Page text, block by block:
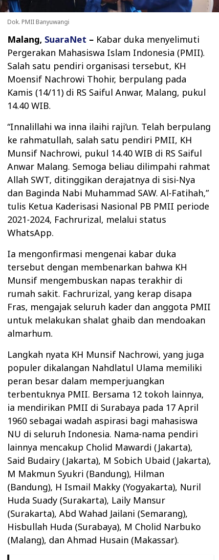
Dok. PMII Banyuwangi
Malang, SuaraNet – Kabar duka menyelimuti
Pergerakan Mahasiswa Islam Indonesia (PMII).
Salah satu pendiri organisasi tersebut, KH
Moensif Nachrowi Thohir, berpulang pada
Kamis (14/11) di RS Saiful Anwar, Malang, pukul
14.40 WIB.
“Innalillahi wa inna ilaihi raji’un. Telah berpulang
ke rahmatullah, salah satu pendiri PMII, KH
Munsif Nachrowi, pukul 14.40 WIB di RS Saiful
Anwar Malang. Semoga beliau dilimpahi rahmat
Allah SWT, ditinggikan derajatnya di sisi-Nya
dan Baginda Nabi Muhammad SAW. Al-Fatihah,”
tulis Ketua Kaderisasi Nasional PB PMII periode
2021-2024, Fachrurizal, melalui status
WhatsApp.
Ia mengonfirmasi mengenai kabar duka
tersebut dengan membenarkan bahwa KH
Munsif mengembuskan napas terakhir di
rumah sakit. Fachrurizal, yang kerap disapa
Fras, mengajak seluruh kader dan anggota PMII
untuk melakukan shalat ghaib dan mendoakan
almarhum.
Langkah nyata KH Munsif Nachrowi, yang juga
populer dikalangan Nahdlatul Ulama memiliki
peran besar dalam memperjuangkan
terbentuknya PMII. Bersama 12 tokoh lainnya,
ia mendirikan PMII di Surabaya pada 17 April
1960 sebagai wadah aspirasi bagi mahasiswa
NU di seluruh Indonesia. Nama-nama pendiri
lainnya mencakup Cholid Mawardi (Jakarta),
Said Budairy (Jakarta), M Sobich Ubaid (Jakarta),
M Makmun Syukri (Bandung), Hilman
(Bandung), H Ismail Makky (Yogyakarta), Nuril
Huda Suady (Surakarta), Laily Mansur
(Surakarta), Abd Wahad Jailani (Semarang),
Hisbullah Huda (Surabaya), M Cholid Narbuko
(Malang), dan Ahmad Husain (Makassar).